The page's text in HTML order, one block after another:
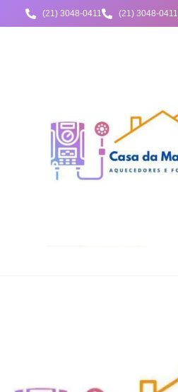
(21) 3048-0411 (21) 3048-0411